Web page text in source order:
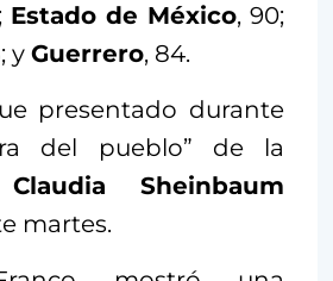
Estado de México, 90;
y Guerrero, 84.
presentado durante
del pueblo” de la
Claudia Sheinbaum
martes.